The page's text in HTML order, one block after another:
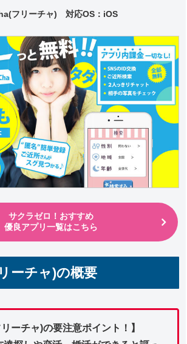
フリーチャ) 対応OS：iOS
サクラゼロ！おすすめ
優良アプリ一覧はこちら
ーチャ)の概要
ーチャ)の要注意ポイント！】